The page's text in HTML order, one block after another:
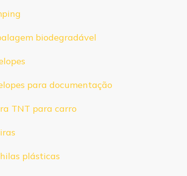
biodegradável
para documentação
TNT para carro
plásticas